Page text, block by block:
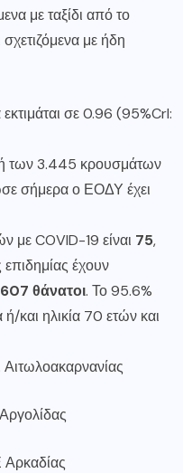
με ταξίδι από το
σχετιζόμενα με ήδη
εκτιμάται σε 0.96 (95%Crl:
των 3.445 κρουσμάτων
σήμερα ο ΕΟΔΥ έχει
με COVID-19 είναι 75,
έχουν
θάνατοι. Το 95.6%
και ηλικία 70 ετών και